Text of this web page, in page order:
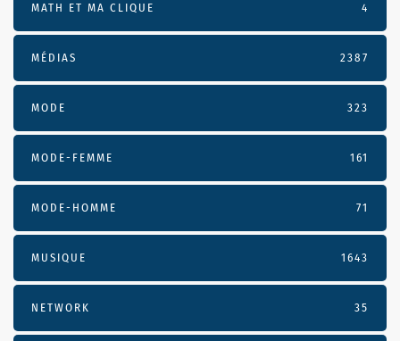
MATH ET MA CLIQUE 4
MÉDIAS 2387
MODE 323
MODE-FEMME 161
MODE-HOMME 71
MUSIQUE 1643
NETWORK 35